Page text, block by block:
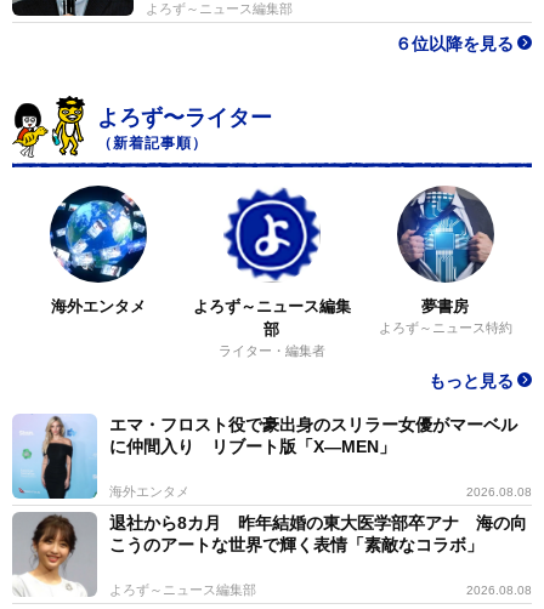
よろず～ニュース編集部
６位以降を見る
よろず〜ライター
（新着記事順）
海外エンタメ
よろず～ニュース編集
部
ライター・編集者
夢書房
よろず～ニュース特約
もっと見る
エマ・フロスト役で豪出身のスリラー女優がマーベル
に仲間入り リブート版「X―MEN」
海外エンタメ 2026.08.08
退社から8カ月 昨年結婚の東大医学部卒アナ 海の向
こうのアートな世界で輝く表情「素敵なコラボ」
よろず～ニュース編集部 2026.08.08